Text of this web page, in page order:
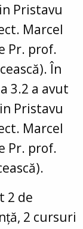
Pristavu
Marcel
Pr. prof.
În
3.2 a avut
Pristavu
Marcel
Pr. prof.
2 de
2 cursuri